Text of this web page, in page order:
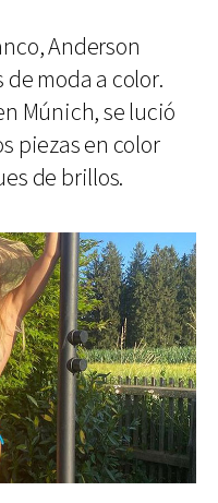
Anderson
moda a color.
Múnich, se lució
piezas en color
de brillos.